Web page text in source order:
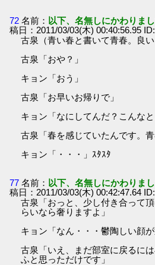
72 名前： 以下、名無しにかわりま
稿日：2011/03/03(木) 00:40:56.95
古泉（青い春と書いて青春。良い
古泉「おや？」
キョン「おう」
古泉「お早いお帰りで」
キョン「なにしてんだ？こんなと
古泉「春を感じていたんです。青
キョン「・・・」ｽﾀｽﾀ
77 名前： 以下、名無しにかわりま
稿日：2011/03/03(木) 00:42:47.64
古泉「おっと、少し付き合って
らいなら奢りますよ」
キョン「なん・・・鬱陶しい顔が
古泉「いえ、まだ部室に戻るに
ふと思っただけです」